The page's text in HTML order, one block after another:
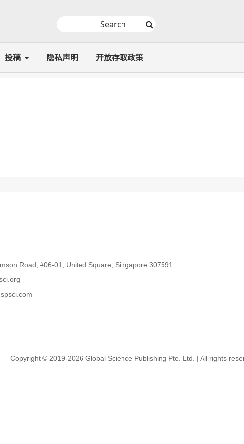
投稿 隐私声明 开放存取政策
Road, #06-01, United Square, Singapore 307591
Copyright © 2019-2026 Global Science Publishing Pte. Ltd. | All rights